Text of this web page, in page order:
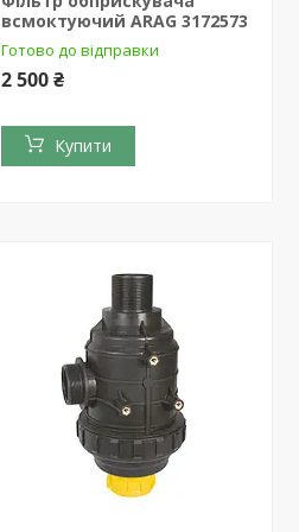
всмоктуючий ARAG 3172573
Готово до відправки
2 500 ₴
Купити